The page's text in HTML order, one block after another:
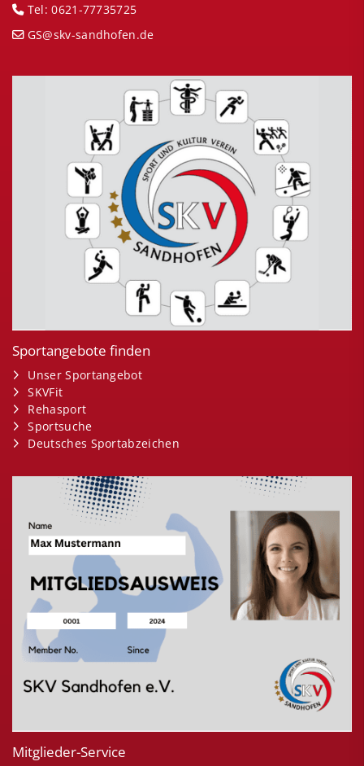
Tel: 0621-77735725
GS@skv-sandhofen.de
Sportangebote finden
Unser Sportangebot
SKVFit
Rehasport
Sportsuche
Deutsches Sportabzeichen
Mitglieder-Service